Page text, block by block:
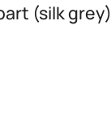
(silk grey)